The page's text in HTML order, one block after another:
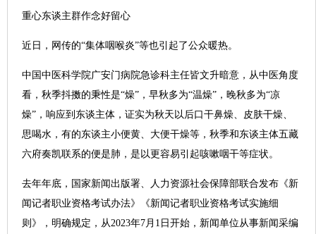
重心东谈主群作念好留心
近日，网传的“集体咽喉炎”等也引起了公众暖热。
中国中医科学院广安门病院急诊科主任皆文升暗意，从中医角度
看，秋季抖擞的秉性是“燥”，早秋多为“温燥”，晚秋多为“凉
燥”，响应到东谈主体，证实为秋天以后口干鼻燥、皮肤干燥、
思喝水，有的东谈主小便黄、大便干燥等，秋季和东谈主体五藏
六府奏凯联系的便是肺，是以更容易引起咳嗽咽干等症状。
去年年底，国家新闻出版署、人力资源社会保障部联合发布《新
闻记者职业资格考试办法》《新闻记者职业资格考试实施细
则》，明确规定，从2023年7月1日开始，新闻单位从事新闻采编